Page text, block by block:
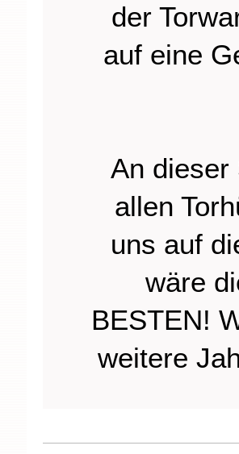
der
auf eine
An dieser
allen
uns auf
wäre
BESTEN!
weitere